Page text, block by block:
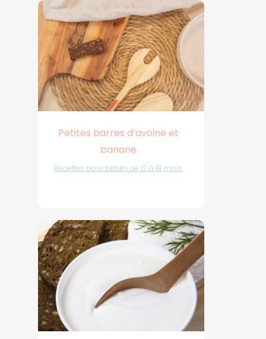
Petites barres d’avoine et
banane
Recettes pour bébés de 12 à 18 mois